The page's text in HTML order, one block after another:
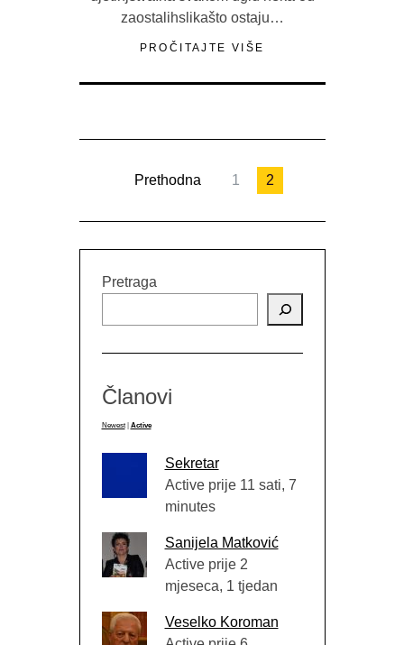
zaostalihslikašto ostaju…
PROČITAJTE VIŠE
Prethodna 1 2
Pretraga
Članovi
Newest Active
Sekretar
Active prije 11 sati, 7
minutes
Sanijela Matković
Active prije 2
mjeseca, 1 tjedan
Veselko Koroman